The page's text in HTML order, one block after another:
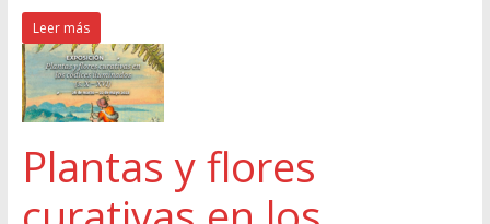
Leer más
Plantas y flores